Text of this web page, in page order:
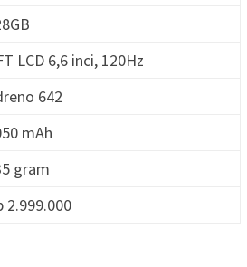
LCD 6,6 inci, 120Hz
642
mAh
gram
2.999.000